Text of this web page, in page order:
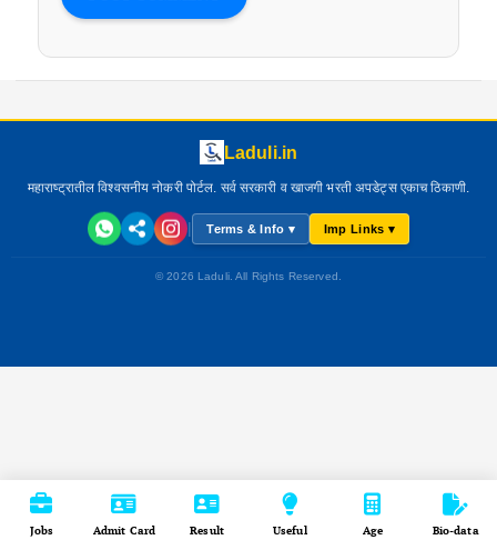
Laduli.in
महाराष्ट्रातील विश्वसनीय नोकरी पोर्टल. सर्व सरकारी व खाजगी भरती अपडेट्स एकाच ठिकाणी.
| Terms & Info ▾ Imp Links ▾
© 2026 Laduli. All Rights Reserved.
Jobs Admit Card Result Useful Age Bio-data